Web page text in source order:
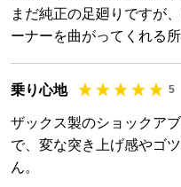
まだ純正の足廻りですが
ーナーを曲がってくれる
乗り心地 5
ザックス製のショックア
で、変な突き上げ感やゴ
ん。